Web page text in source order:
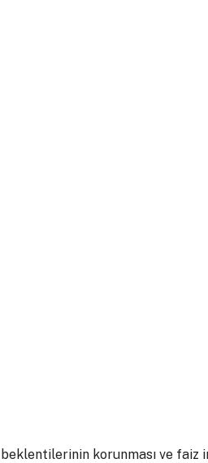
beklentilerinin korunması ve faiz